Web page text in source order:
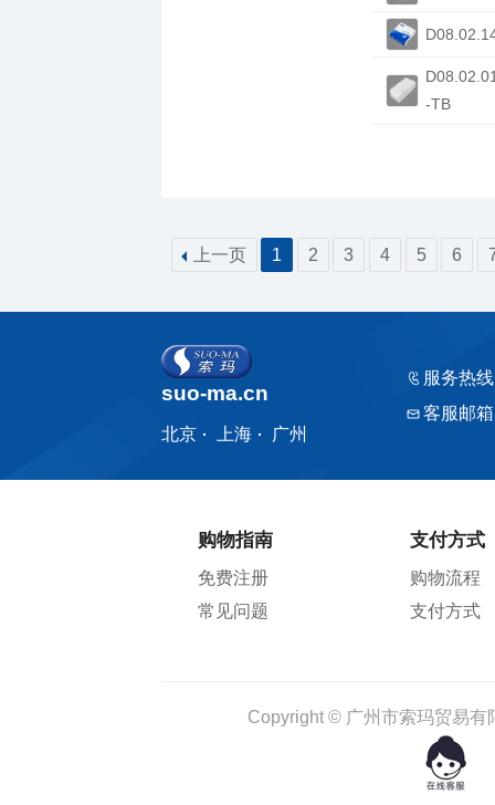
-TB
上一页 1 2 3 4 5 6
suo-ma.cn
北京 上海 广州
服务热
客服邮
购物指南
免费注册
常见问题
支付方式
购物流程
支付方式
Copyright © 广州市索玛贸易